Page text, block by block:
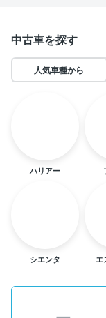
中古車を探す
人気車種から
ハリアー
シエンタ エ